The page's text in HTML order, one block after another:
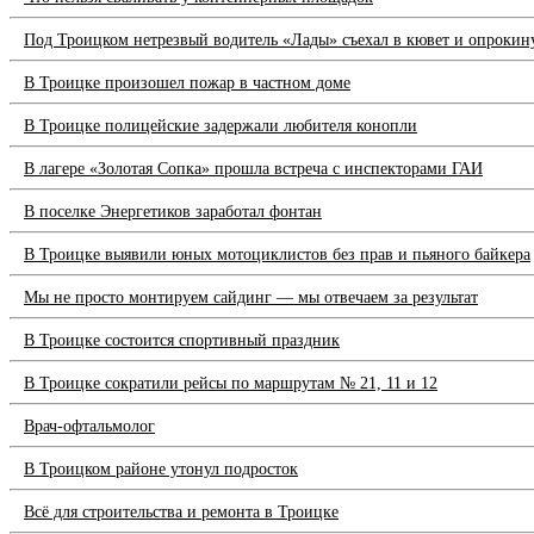
Под Троицком нетрезвый водитель «Лады» съехал в кювет и
В Троицке произошел пожар в частном доме
В Троицке полицейские задержали любителя конопли
В лагере «Золотая Сопка» прошла встреча с инспекторами ГАИ
В поселке Энергетиков заработал фонтан
В Троицке выявили юных мотоциклистов без прав и пьяного байкера
Мы не просто монтируем сайдинг — мы отвечаем за результат
В Троицке состоится спортивный праздник
В Троицке сократили рейсы по маршрутам № 21, 11 и 12
Врач-офтальмолог
В Троицком районе утонул подросток
Всё для строительства и ремонта в Троицке